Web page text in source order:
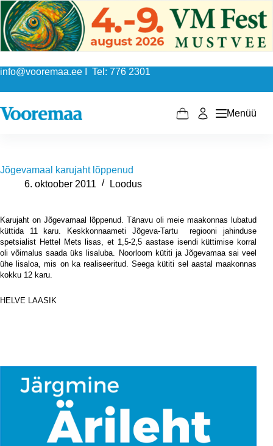
Skip
to
content
info@vooremaa.ee I Tel: 776 2301
Shopping
Menüü
Jõgevamaal karujaht lõppenud
6. oktoober 2011
Loodus
Karujaht on Jõgevamaal lõppenud. Tänavu oli meie maakonnas lubatud
küttida 11 karu. Keskkonnaameti Jõgeva-Tartu
regiooni jahinduse
spetsialist Hettel Mets lisas, et 1,5-2,5 aastase isendi küttimise korral
oli võimalus saada üks lisaluba. Noorloom kütiti ja Jõgevamaa sai veel
ühe lisaloa, mis on ka realiseeritud. Seega kütiti sel aastal maakonnas
kokku 12 karu.
HELVE LAASIK